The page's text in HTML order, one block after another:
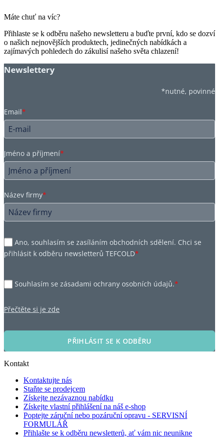
Máte chuť na víc?
Přihlaste se k odběru našeho newsletteru a buďte první, kdo se dozví
o našich nejnovějších produktech, jedinečných nabídkách a
zajímavých pohledech do zákulisí našeho světa chlazení!
Newslettery
*nutné, povinné
Email*
Jméno a příjmení*
Název firmy*
Ano, souhlasím se zasíláním obchodních sdělení. Chci se
přihlásit k odběru newsletterů TEFCOLD*
Souhlasím se zásadami ochrany osobních údajů.*
Přečtěte si je zde
PŘIHLÁSIT SE K ODBĚRU
Kontakt
Kontaktujte nás
Staňte se prodejcem
Získejte nezávaznou nabídku
Získejte vlastní přihlášení na náš e-shop
Poptejte záruční nebo pozáruční opravu - SERVISNÍ
FORMULÁŘ
Přihlašte se k odběru newsletterů, ať vám nic neunikne